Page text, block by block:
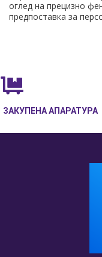
оглед на прецизно
предпоставка за
ЗАКУПЕНА АПАРАТУРА